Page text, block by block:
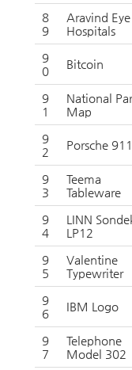
8
9
Aravind Eye
Hospitals
9
0
Bitcoin
9
1
National
Map
9
2
Porsche 911
9
3
Teema
Tableware
9
4
LINN
LP12
9
5
Valentine
Typewriter
9
6
IBM Logo
9
7
Telephone
Model 302